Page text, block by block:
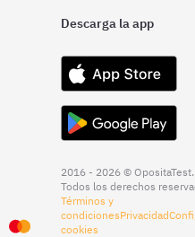
Descarga la app
2016 - 2026 © OpositaTest.
Todos los derechos
Términos y
condicionesPrivacidad
cookies